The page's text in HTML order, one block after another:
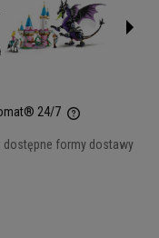
24/7
dostępne formy dostawy